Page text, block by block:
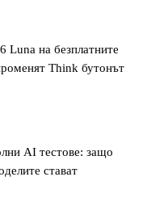
Luna на безплатните
Think бутонът
AI тестове: защо
стават